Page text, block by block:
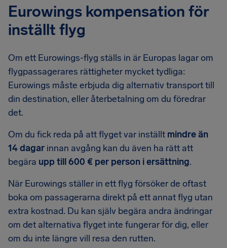
Eurowings kompensation för
inställt flyg
Om ett Eurowings-flyg ställs in är Europas lagar om
flygpassagerares rättigheter mycket tydliga:
Eurowings måste erbjuda dig alternativ transport till
din destination, eller återbetalning om du föredrar
det.
Om du fick reda på att flyget var inställt mindre än
14 dagar innan avgång kan du även ha rätt att
begära upp till 600 € per person i ersättning.
När Eurowings ställer in ett flyg försöker de oftast
boka om passagerarna direkt på ett annat flyg utan
extra kostnad. Du kan själv begära andra ändringar
om det alternativa flyget inte fungerar för dig, eller
om du inte längre vill resa den rutten.